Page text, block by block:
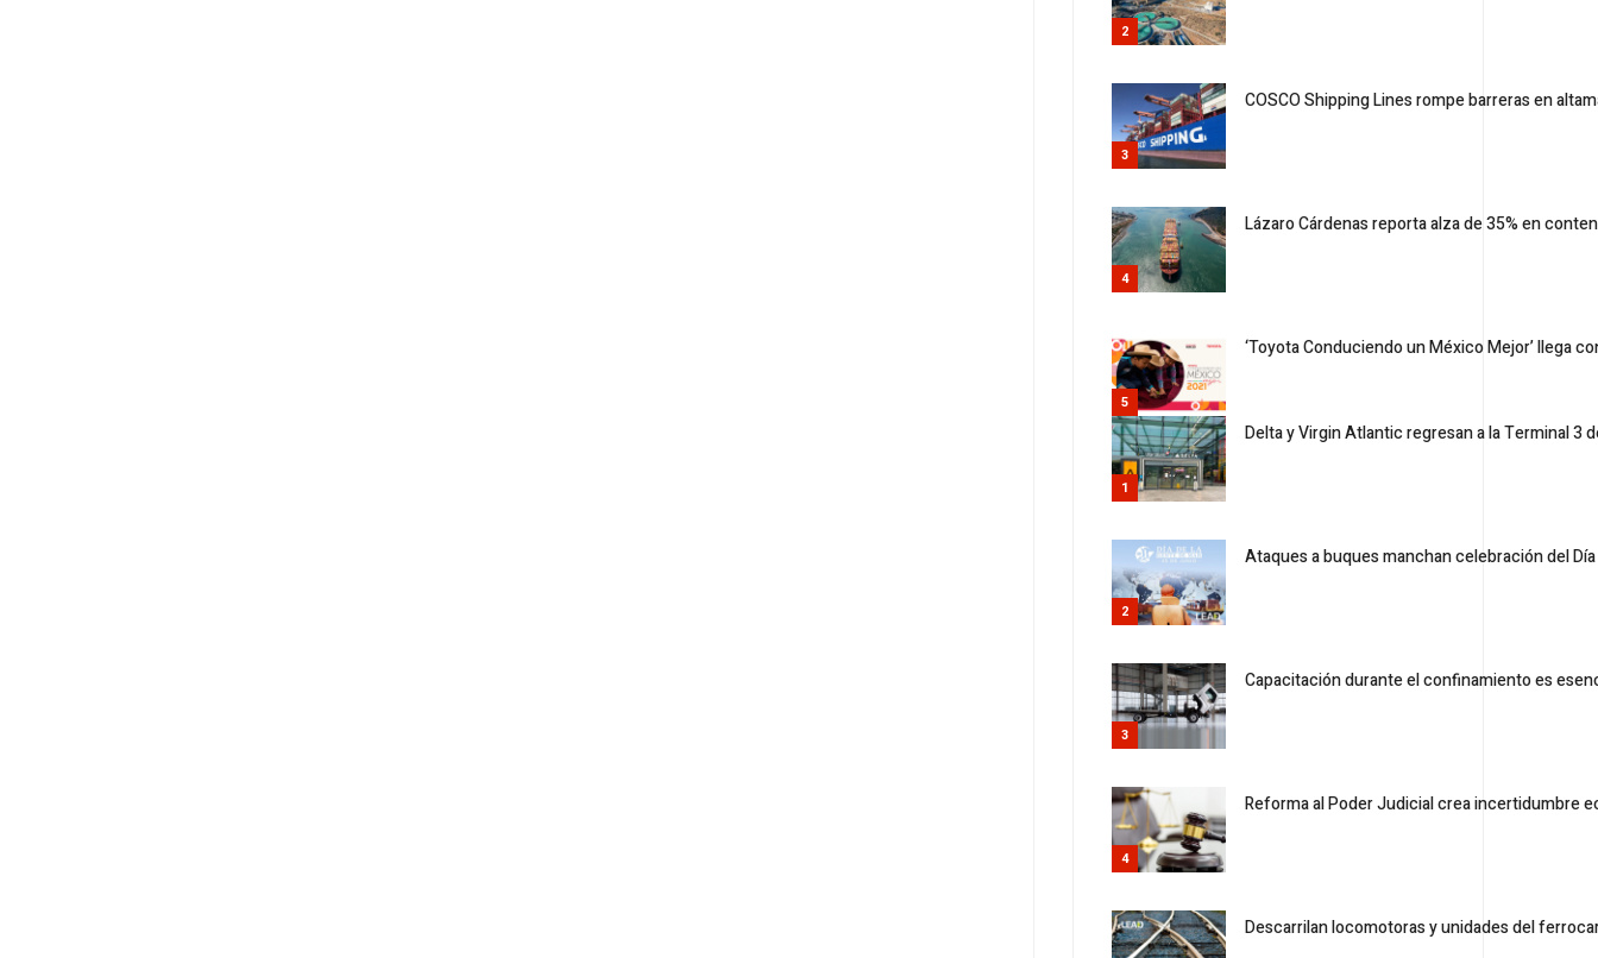
2
3
COSCO Shipping Lines rompe barreras en
4
Lázaro Cárdenas reporta alza de 35% en
5
‘Toyota Conduciendo un México Mejor’ llega
1
Delta y Virgin Atlantic regresan a la Terminal 3
2
Ataques a buques manchan celebración del
3
Capacitación durante el confinamiento es
4
Reforma al Poder Judicial crea incertidumbre
Descarrilan locomotoras y unidades del